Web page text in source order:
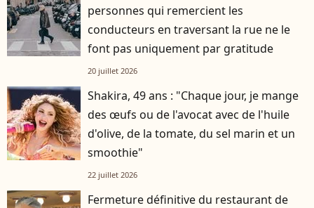
personnes qui remercient les
conducteurs en traversant la rue ne le
font pas uniquement par gratitude
20 juillet 2026
Shakira, 49 ans : "Chaque jour, je mange
des œufs ou de l'avocat avec de l'huile
d'olive, de la tomate, du sel marin et un
smoothie"
22 juillet 2026
Fermeture définitive du restaurant de